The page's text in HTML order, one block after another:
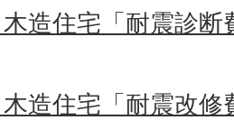
造住宅「耐震診
造住宅「耐震改